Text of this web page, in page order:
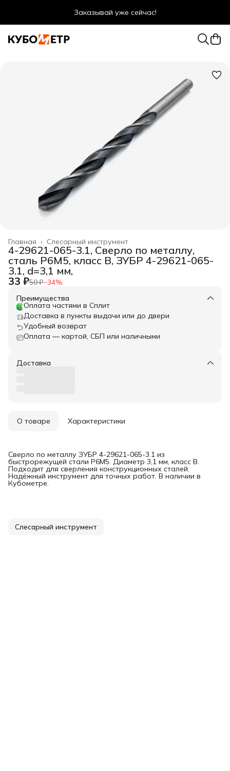
Заказывай уже сейчас!
Оптовые цены даже для физ. лиц
Слесарный инструмент
Главная ›
4-29621-065-3.1, Сверло по металлу,
сталь Р6М5, класс В, ЗУБР 4-29621-065-
3.1, d=3,1 мм,
33 ₽50 ₽−34%
Преимущества
Оплата частями в Сплит
Доставка в пункты выдачи или до двери
Удобный возврат
Оплата — картой, СБП или наличными
Доставка
О товаре Характеристики
Сверло по металлу ЗУБР 4-29621-065-3.1 из
быстрорежущей стали Р6М5. Диаметр 3,1 мм, класс В.
Подходит для сверления конструкционных сталей.
Надёжный инструмент для точных работ. В наличии в
Кубометре.
Слесарный инструмент